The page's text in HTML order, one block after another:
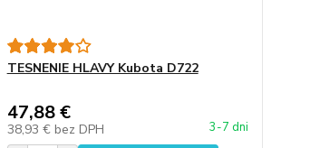
TESNENIE HLAVY Kubota D722
47,88 €
38,93 € bez DPH 3-7 dni